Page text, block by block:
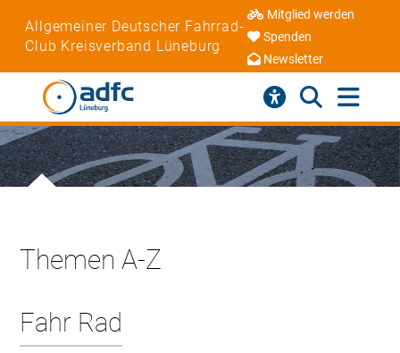
Allgemeiner Deutscher Fahrrad-
Club Kreisverband Lüneburg
Mitglied werden
Spenden
Newsletter
Themen A-Z
Fahr Rad